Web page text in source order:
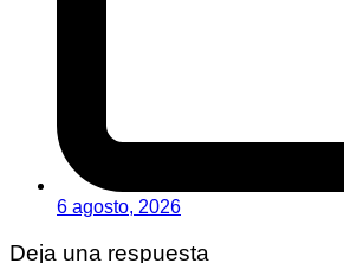
6 agosto, 2026
Deja una respuesta